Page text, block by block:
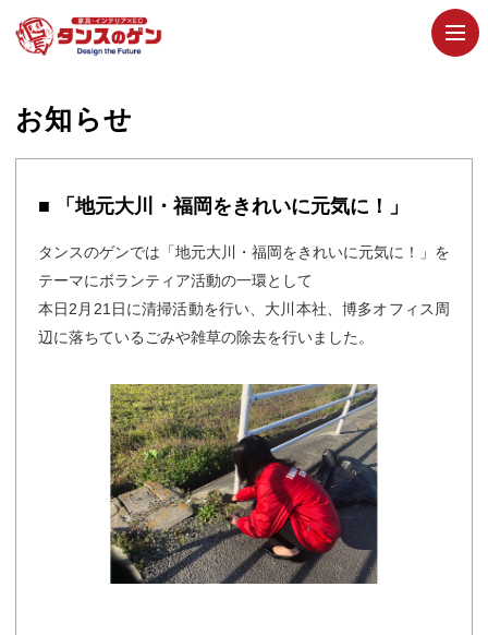
お知らせ
■ 「地元大川・福岡をきれいに元気に！」
タンスのゲンでは「地元大川・福岡をきれいに元気に！」を
テーマにボランティア活動の一環として
本日2月21日に清掃活動を行い、大川本社、博多オフィス周
辺に落ちているごみや雑草の除去を行いました。